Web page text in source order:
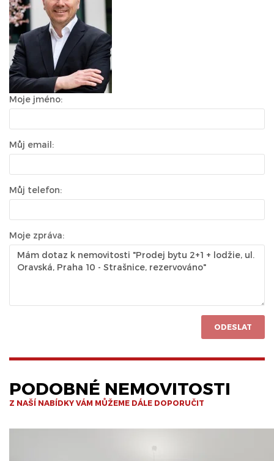
Moje jméno:
Můj email:
Můj telefon:
Moje zpráva:
ODESLAT
PODOBNÉ NEMOVITOSTI
Z NAŠÍ NABÍDKY VÁM MŮŽEME DÁLE DOPORUČIT